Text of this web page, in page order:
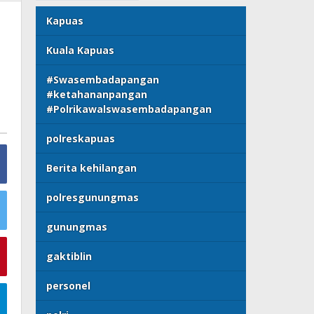
Kapuas
Kuala Kapuas
#Swasembadapangan
#ketahananpangan
#Polrikawalswasembadapangan
polreskapuas
Berita kehilangan
polresgunungmas
gunungmas
gaktiblin
personel